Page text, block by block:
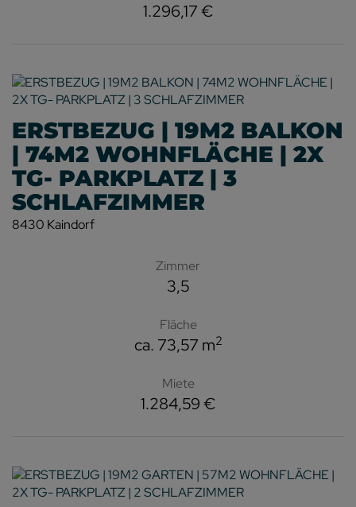
1.296,17 €
ERSTBEZUG | 19M2 BALKON
| 74M2 WOHNFLÄCHE | 2X
TG- PARKPLATZ | 3
SCHLAFZIMMER
8430 Kaindorf
Zimmer
3,5
Fläche
ca. 73,57 m2
Miete
1.284,59 €